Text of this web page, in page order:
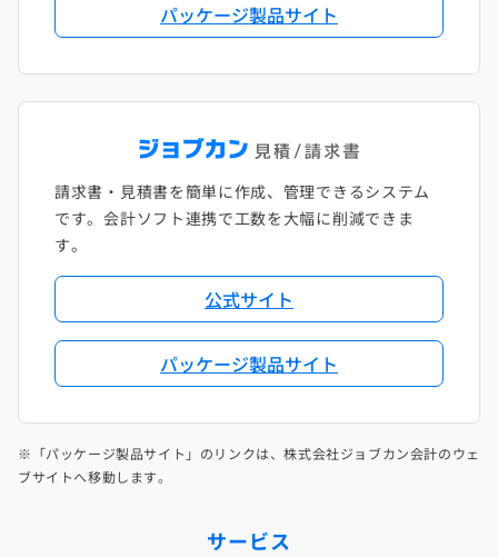
パッケージ製品サイト
請求書・見積書を簡単に作成、管理できるシステム
です。会計ソフト連携で工数を大幅に削減できま
す。
公式サイト
パッケージ製品サイト
※「パッケージ製品サイト」のリンクは、株式会社ジョブカン会計のウェ
ブサイトへ移動します。
サービス